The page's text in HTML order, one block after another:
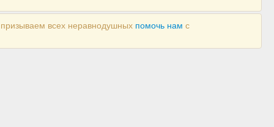
всех неравнодушных помочь нам с